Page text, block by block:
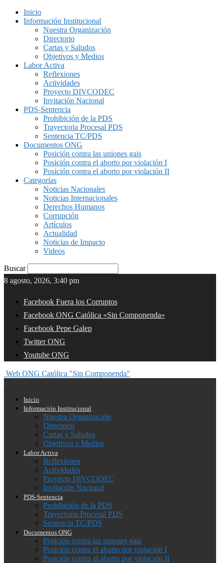
Inicio
Información Institucional
Nuestra Organización
Directorio
Cartas y Saludos
Objetivos y Medios
Labor Activa
Reflexiones
Actividades
Proyecto DIVCODEC
Invitación Nacional
PDS-Sentencia
Prohibición de la PDS
Trayectoria Procesal PDS
Sentencia TC/PDS
Documentos ONG
Posición contra las uniones gais
Posición contra el aborto por violación I
Posición contra el aborto por violación II
Categorías
Noticias Nacionales
Noticias Internacionales
Derechos Humanos
Corrupción
Artículos
Actualidad
Noticias de Impacto
Videos
Buscar
8 agosto, 2026, 3:40 pm
Facebook Fuera los Corruptos
Facebook ONG Católica «Sin Componenda»
Facebook Pepe Galep
Twitter ONG
Youtube ONG
Web ONG Católica "Sin Componenda"
Inicio
Información Institucional
Nuestra Organización
Directorio
Cartas y Saludos
Objetivos y Medios
Labor Activa
Reflexiones
Actividades
Proyecto DIVCODEC
Invitación Nacional
PDS-Sentencia
Prohibición de la PDS
Trayectoria Procesal PDS
Sentencia TC/PDS
Documentos ONG
Posición contra las uniones gais
Posición contra el aborto por violación I
Posición contra el aborto por violación II